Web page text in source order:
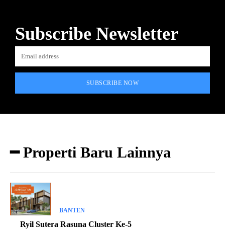
Subscribe Newsletter
SUBSCRIBE NOW
━ Properti Baru Lainnya
BANTEN
Ryil Sutera Rasuna Cluster Ke-5